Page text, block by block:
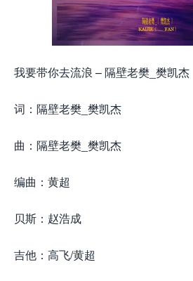
我要带你去流浪 – 隔壁老樊_樊凯杰
词：隔壁老樊_樊凯杰
曲：隔壁老樊_樊凯杰
编曲：黄超
贝斯：赵浩成
吉他：高飞/黄超